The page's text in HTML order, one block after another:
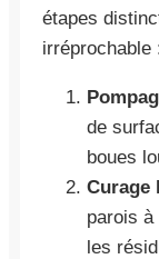
étapes
irréprochable
de
boues
Curage
parois à
les